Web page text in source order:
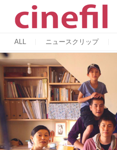
ALL ニュースクリップ